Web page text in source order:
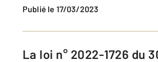
Publié le 17/03/2023
La loi n° 2022-1726 du 30